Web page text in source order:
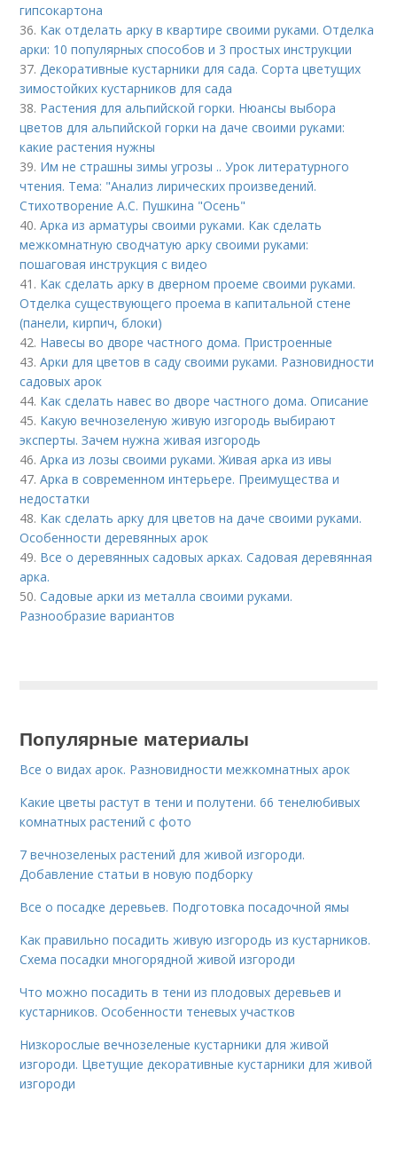
гипсокартона
36. Как отделать арку в квартире своими руками. Отделка
арки: 10 популярных способов и 3 простых инструкции
37. Декоративные кустарники для сада. Сорта цветущих
зимостойких кустарников для сада
38. Растения для альпийской горки. Нюансы выбора
цветов для альпийской горки на даче своими руками:
какие растения нужны
39. Им не страшны зимы угрозы .. Урок литературного
чтения. Тема: "Анализ лирических произведений.
Стихотворение А.С. Пушкина "Осень"
40.Арка из арматуры своими руками. Как сделать
межкомнатную сводчатую арку своими руками:
пошаговая инструкция с видео
41. Как сделать арку в дверном проеме своими руками.
Отделка существующего проема в капитальной стене
(панели, кирпич, блоки)
42. Навесы во дворе частного дома. Пристроенные
43.Арки для цветов в саду своими руками. Разновидности
садовых арок
44. Как сделать навес во дворе частного дома. Описание
45. Какую вечнозеленую живую изгородь выбирают
эксперты. Зачем нужна живая изгородь
46.Арка из лозы своими руками. Живая арка из ивы
47.Арка в современном интерьере. Преимущества и
недостатки
48. Как сделать арку для цветов на даче своими руками.
Особенности деревянных арок
49. Все о деревянных садовых арках. Садовая деревянная
арка.
50.Садовые арки из металла своими руками.
Разнообразие вариантов
Популярные материалы
Все о видах арок. Разновидности межкомнатных арок
Какие цветы растут в тени и полутени. 66 тенелюбивых
комнатных растений с фото
7 вечнозеленых растений для живой изгороди.
Добавление статьи в новую подборку
Все о посадке деревьев. Подготовка посадочной ямы
Как правильно посадить живую изгородь из кустарников.
Схема посадки многорядной живой изгороди
Что можно посадить в тени из плодовых деревьев и
кустарников. Особенности теневых участков
Низкорослые вечнозеленые кустарники для живой
изгороди. Цветущие декоративные кустарники для живой
изгороди